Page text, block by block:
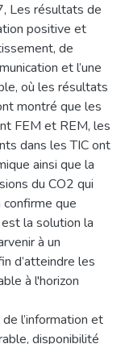
Les résultats de
positive et
de
et l’une
où les résultats
montré que les
FEM et REM, les
dans les TIC ont
ainsi que la
du CO2 qui
confirme que
la solution la
à un
d’atteindre les
à l'horizon
l’information et
disponibilité